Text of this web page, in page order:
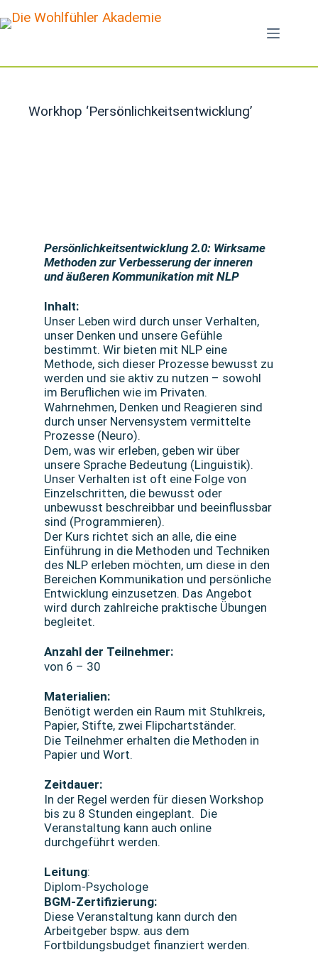
Workhop ‘Persönlichkeitsentwicklung’
Persönlichkeitsentwicklung 2.0: Wirksame
Methoden zur Verbesserung der inneren
und äußeren Kommunikation mit NLP
Inhalt:
Unser Leben wird durch unser Verhalten,
unser Denken und unsere Gefühle
bestimmt. Wir bieten mit NLP eine
Methode, sich dieser Prozesse bewusst zu
werden und sie aktiv zu nutzen – sowohl
im Beruflichen wie im Privaten.
Wahrnehmen, Denken und Reagieren sind
durch unser Nervensystem vermittelte
Prozesse (Neuro).
Dem, was wir erleben, geben wir über
unsere Sprache Bedeutung (Linguistik).
Unser Verhalten ist oft eine Folge von
Einzelschritten, die bewusst oder
unbewusst beschreibbar und beeinflussbar
sind (Programmieren).
Der Kurs richtet sich an alle, die eine
Einführung in die Methoden und Techniken
des NLP erleben möchten, um diese in den
Bereichen Kommunikation und persönliche
Entwicklung einzusetzen. Das Angebot
wird durch zahlreiche praktische Übungen
begleitet.
Anzahl der Teilnehmer:
von 6 – 30
Materialien:
Benötigt werden ein Raum mit Stuhlkreis,
Papier, Stifte, zwei Flipchartständer.
Die Teilnehmer erhalten die Methoden in
Papier und Wort.
Zeitdauer:
In der Regel werden für diesen Workshop
bis zu 8 Stunden eingeplant. Die
Veranstaltung kann auch online
durchgeführt werden.
Leitung:
Diplom-Psychologe
BGM-Zertifizierung:
Diese Veranstaltung kann durch den
Arbeitgeber bspw. aus dem
Fortbildungsbudget finanziert werden.